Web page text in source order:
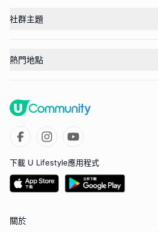
社群主題
熱門地點
下載 U Lifestyle應用程式
關於